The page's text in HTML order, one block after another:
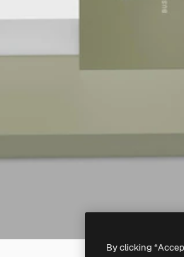
By clicking